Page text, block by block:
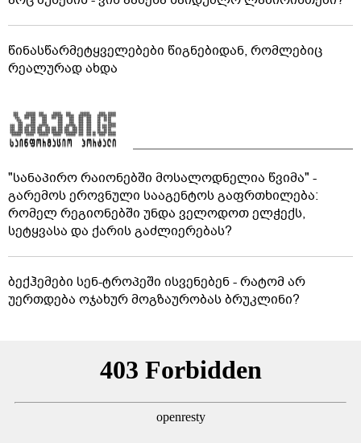
წინასწარმეტყველებები წიგნებიდან, რომლებიც
რეალურად ახდა
"სანაპირო რაიონებში მოსალოდნელია წვიმა" -
გარემოს ეროვნული სააგენტოს გაფრთხილება:
რომელ რეგიონებში უნდა ველოდოთ ელჭექს,
სეტყვასა და ქარის გაძლიერებას?
ბექჰემები სენ-ტროპეში ისვენებენ - რატომ არ
უერთდება ოჯახურ მოგზაურობას ბრუკლინი?